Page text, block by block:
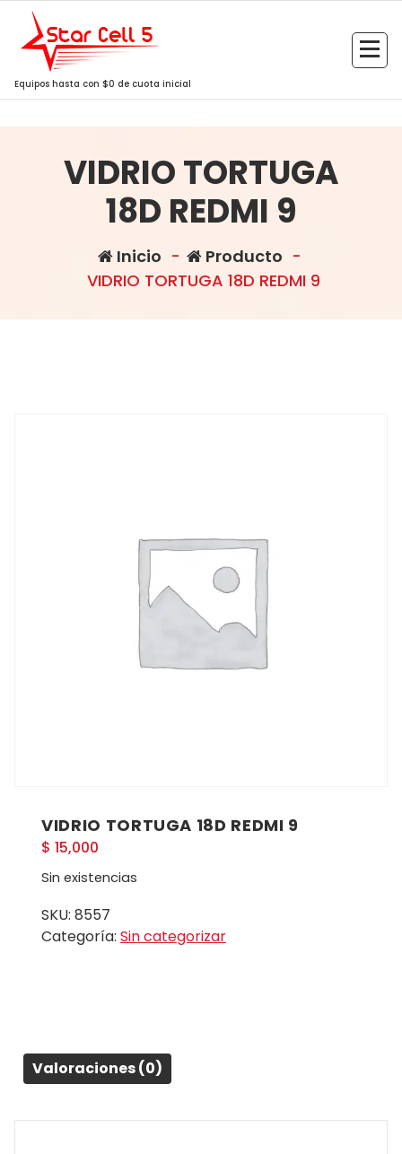
Saltar
contenido
Equipos hasta con $0 de cuota inicial
VIDRIO TORTUGA
18D REDMI 9
Inicio - Producto -
VIDRIO TORTUGA 18D REDMI 9
VIDRIO TORTUGA 18D REDMI 9
$ 15,000
Sin existencias
SKU: 8557
Categoría: Sin categorizar
Valoraciones (0)